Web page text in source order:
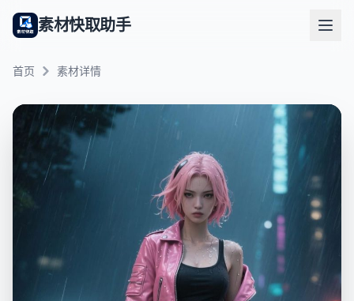
素材快取助手
首页 素材详情